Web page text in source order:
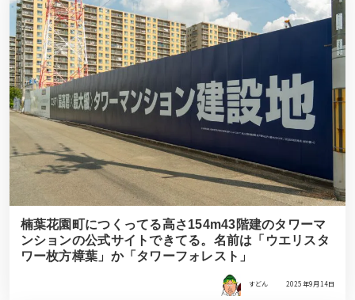
楠葉花園町につくってる高さ154m43階建のタワーマ
ンションの公式サイトできてる。名前は「ウエリスタ
ワー枚方樟葉」か「タワーフォレスト」
すどん 2025年9月14日